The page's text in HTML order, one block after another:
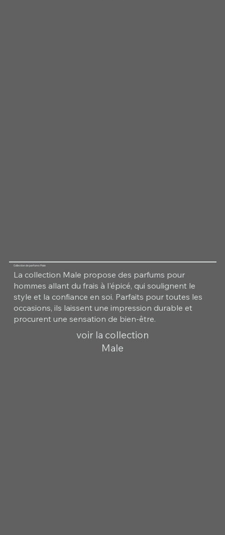
Collection de parfums Male
La collection Male propose des parfums pour
hommes allant du frais à l'épicé, qui soulignent le
style et la confiance en soi. Parfaits pour toutes les
occasions, ils laissent une impression durable et
procurent une sensation de bien-être.
voir la collection
Male